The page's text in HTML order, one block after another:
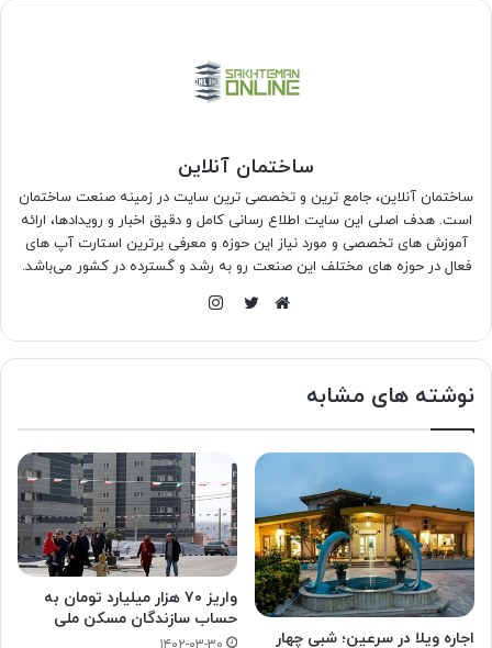
ساختمان آنلاین
ساختمان آنلاین، جامع ترین و تخصصی ترین سایت در زمینه صنعت ساختمان
است. هدف اصلی این سایت اطلاع رسانی کامل و دقیق اخبار و رویدادها، ارائه
آموزش های تخصصی و مورد نیاز این حوزه و معرفی برترین استارت آپ های
فعال در حوزه های مختلف این صنعت رو به رشد و گسترده در کشور می‌باشد.
نوشته های مشابه
اجاره ویلا در سرعین؛ شبی چهار
واریز ۷۰ هزار میلیارد تومان به
حساب سازندگان مسکن ملی